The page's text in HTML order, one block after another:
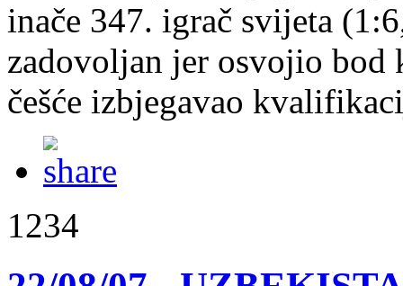
inače 347. igrač svijeta
zadovoljan jer osvojio bod
češće izbjegavao
1234